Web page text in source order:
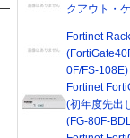
クアウト・
Fortinet
0F/FS-
Fortinet
(初年度先出
(FG-80F-